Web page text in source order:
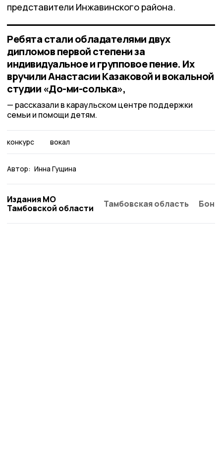
представители Инжавинского района.
Ребята стали обладателями двух
дипломов первой степени за
индивидуальное и групповое пение. Их
вручили Анастасии Казаковой и вокальной
студии «До-ми-солька»,
рассказали в караульском центре поддержки
семьи и помощи детям.
конкурс вокал
Автор: Инна Гущина
Издания МО
Тамбовской области
Тамбовская область